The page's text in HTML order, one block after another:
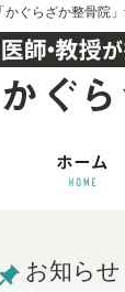
「かぐらざか整骨院
お知らせ